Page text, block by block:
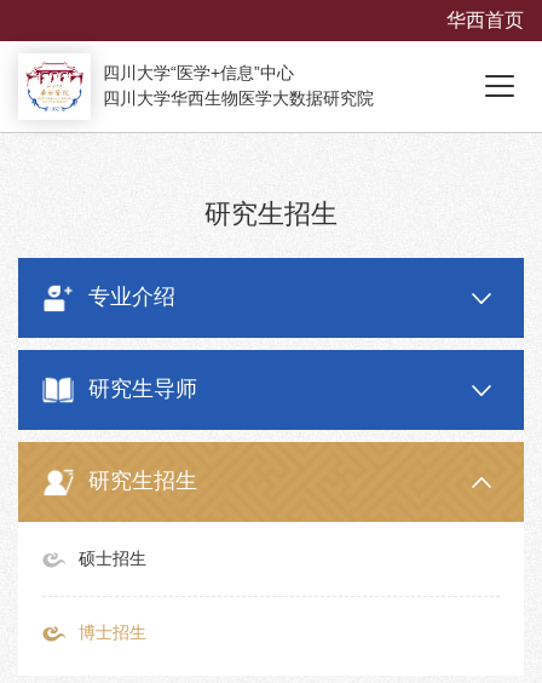
华西首页
四川大学“医学+信息”中心
四川大学华西生物医学大数据研究院
研究生招生
专业介绍
研究生导师
研究生招生
硕士招生
博士招生